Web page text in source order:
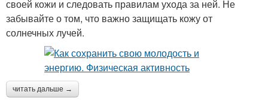
своей кожи и следовать правилам ухода за ней. Не
забывайте о том, что важно защищать кожу от
солнечных лучей.
читать дальше →